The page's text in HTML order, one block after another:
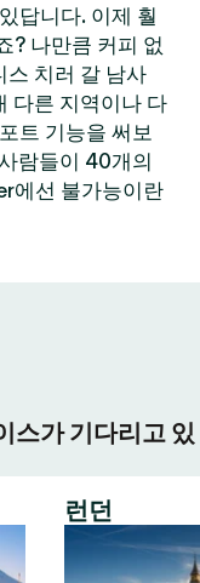
답니다. 이제 훨
? 나만큼 커피 없
스 치러 갈 남사
다른 지역이나 다
트 기능을 써보
람들이 40개의
에선 불가능이란
스가 기다리고 있
런던